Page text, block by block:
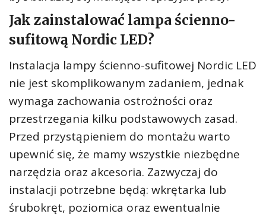
Jak zainstalować lampa ścienno-
sufitową Nordic LED?
Instalacja lampy ścienno-sufitowej Nordic LED
nie jest skomplikowanym zadaniem, jednak
wymaga zachowania ostrożności oraz
przestrzegania kilku podstawowych zasad.
Przed przystąpieniem do montażu warto
upewnić się, że mamy wszystkie niezbędne
narzędzia oraz akcesoria. Zazwyczaj do
instalacji potrzebne będą: wkrętarka lub
śrubokręt, poziomica oraz ewentualnie